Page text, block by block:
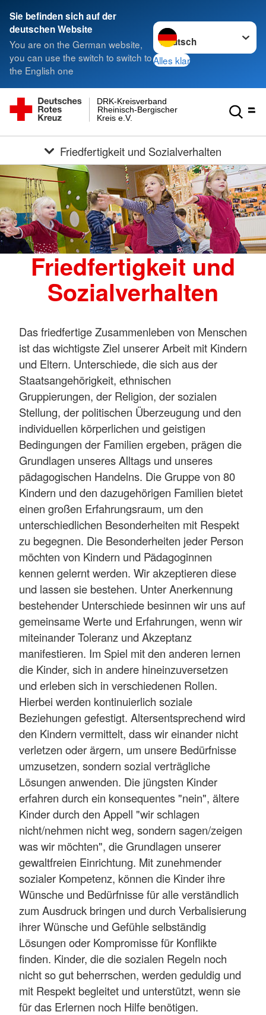
Sie befinden sich auf der
deutschen Website
You are on the German website,
you can use the switch to switch to
the English one
Sprache wechseln zu
Alles klar
Kreis e.V.
Rheinisch-Bergischer
DRK-Kreisverband
Friedfertigkeit und Sozialverhalten
Friedfertigkeit und
Sozialverhalten
Das friedfertige Zusammenleben von Menschen
ist das wichtigste Ziel unserer Arbeit mit Kindern
und Eltern. Unterschiede, die sich aus der
Staatsangehörigkeit, ethnischen
Gruppierungen, der Religion, der sozialen
Stellung, der politischen Überzeugung und den
individuellen körperlichen und geistigen
Bedingungen der Familien ergeben, prägen die
Grundlagen unseres Alltags und unseres
pädagogischen Handelns. Die Gruppe von 80
Kindern und den dazugehörigen Familien bietet
einen großen Erfahrungsraum, um den
unterschiedlichen Besonderheiten mit Respekt
zu begegnen. Die Besonderheiten jeder Person
möchten von Kindern und Pädagoginnen
kennen gelernt werden. Wir akzeptieren diese
und lassen sie bestehen. Unter Anerkennung
bestehender Unterschiede besinnen wir uns auf
gemeinsame Werte und Erfahrungen, wenn wir
miteinander Toleranz und Akzeptanz
manifestieren. Im Spiel mit den anderen lernen
die Kinder, sich in andere hineinzuversetzen
und erleben sich in verschiedenen Rollen.
Hierbei werden kontinuierlich soziale
Beziehungen gefestigt. Altersentsprechend wird
den Kindern vermittelt, dass wir einander nicht
verletzen oder ärgern, um unsere Bedürfnisse
umzusetzen, sondern sozial verträgliche
Lösungen anwenden. Die jüngsten Kinder
erfahren durch ein konsequentes "nein", ältere
Kinder durch den Appell "wir schlagen
nicht/nehmen nicht weg, sondern sagen/zeigen
was wir möchten", die Grundlagen unserer
gewaltfreien Einrichtung. Mit zunehmender
sozialer Kompetenz, können die Kinder ihre
Wünsche und Bedürfnisse für alle verständlich
zum Ausdruck bringen und durch Verbalisierung
ihrer Wünsche und Gefühle selbständig
Lösungen oder Kompromisse für Konflikte
finden. Kinder, die die sozialen Regeln noch
nicht so gut beherrschen, werden geduldig und
mit Respekt begleitet und unterstützt, wenn sie
für das Erlernen noch Hilfe benötigen.